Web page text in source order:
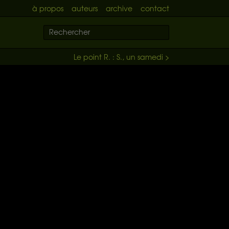
à propos auteurs archive contact
Le point R. : S., un samedi >